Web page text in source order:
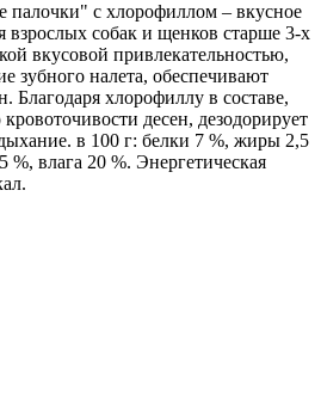
с хлорофиллом – вкусное
взрослых собак и щенков старше 3-х
вкусовой привлекательностью,
зубного налета, обеспечивают
Благодаря хлорофиллу в составе,
десен, дезодорирует
в 100 г: белки 7 %, жиры 2,5
%, влага 20 %. Энергетическая